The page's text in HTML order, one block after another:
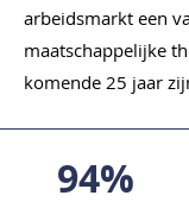
arbeidsmarkt een
maatschappelijke
komende 25 jaar
94%